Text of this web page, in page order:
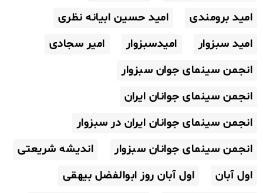
امید برومندی
امید حسین ابیانه نظری
امید سبزوار
امیدسبزوار
امیر سجادی
انجمن سینمای جوان سبزوار
انجمن سینمای جوانان ایران
انجمن سینمای جوانان ایران در سبزوار
انجمن سینمای جوانان سبزوار
اندیشه شریعتی
اول آبان
اول آبان روز ابوالفضل بیهقی